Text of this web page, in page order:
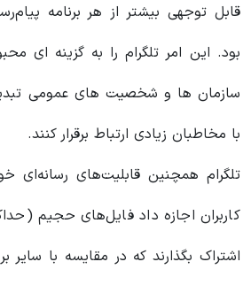
قابل توجهی بیشتر از هر برنامه
بود. این امر تلگرام را به گزینه ای
سازمان ها و شخصیت های عمومی
با مخاطبان زیادی ارتباط برقرار کنند.
تلگرام همچنین قابلیت‌های رسانه‌ای
اشتراک بگذارند که در مقایسه با سایر